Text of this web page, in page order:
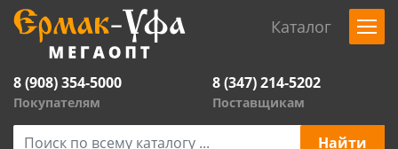
Каталог
8 (908) 354-5000
Покупателям
8 (347) 214-5202
Поставщикам